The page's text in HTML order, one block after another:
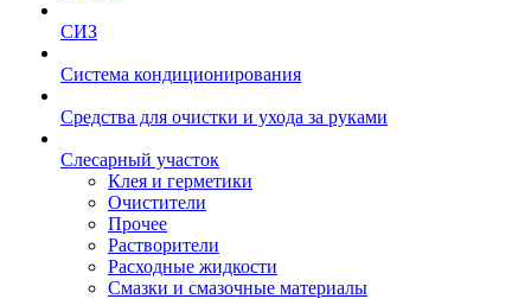
СИЗ
Система кондиционирования
Средства для очистки и ухода за руками
Слесарный участок
Клея и герметики
Очистители
Прочее
Растворители
Расходные жидкости
Смазки и смазочные материалы